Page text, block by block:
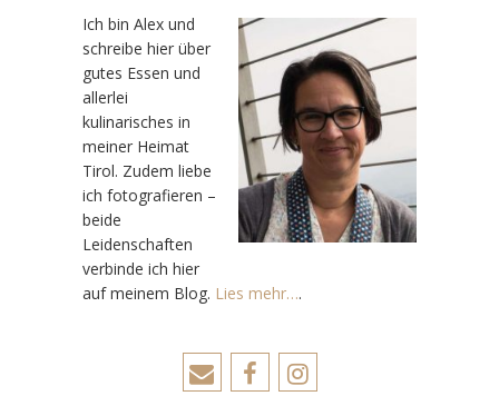
Ich bin Alex und
schreibe hier über
gutes Essen und
allerlei
kulinarisches in
meiner Heimat
Tirol. Zudem liebe
ich fotografieren –
beide
Leidenschaften
verbinde ich hier
auf meinem Blog. Lies mehr….